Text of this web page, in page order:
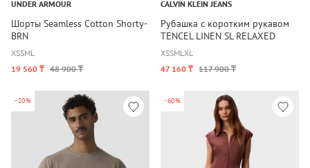
UNDER ARMOUR
Шорты Seamless Cotton Shorty-
BRN
XSSML
19 560 ₸ 48 900 ₸
CALVIN KLEIN JEANS
Рубашка с коротким рукавом
TENCEL LINEN SL RELAXED
SHIRT
XSSMLXL
47 160 ₸ 117 900 ₸
-20% -60%